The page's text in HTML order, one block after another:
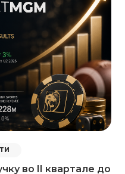
во II квартале до